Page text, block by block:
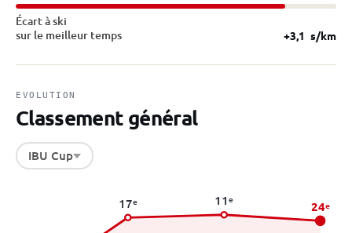
Écart à ski
sur le meilleur temps
+3,1 s/km
EVOLUTION
Classement général
IBU Cup
17e 11e 24e